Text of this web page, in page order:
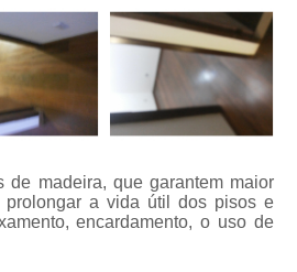
Clareamento Piso
Clareamento de
Clareamento em Piso de
Clareamento em Pisos de
Clareamento Pisos em
Clareamento Tacos de
madeira, que garantem maior
prolongar a vida útil dos pisos e
encardamento, o uso de